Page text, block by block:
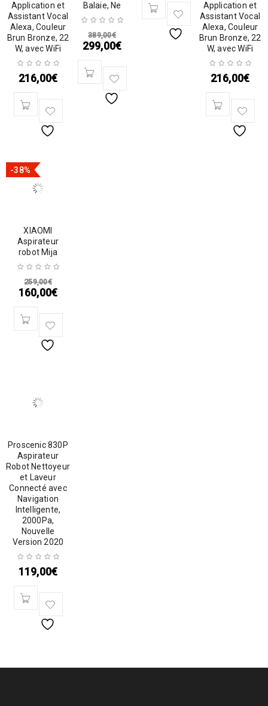
Application et
Assistant Vocal
Alexa, Couleur
Brun Bronze, 22
W, avec WiFi
216,00€
Balaie, Ne
389,00€
299,00€
Application et
Assistant Vocal
Alexa, Couleur
Brun Bronze, 22
W, avec WiFi
216,00€
-38%
XIAOMI
Aspirateur
robot Mija
259,00€
160,00€
Proscenic 830P
Aspirateur
Robot Nettoyeur
et Laveur
Connecté avec
Navigation
Intelligente,
2000Pa,
Nouvelle
Version 2020
119,00€